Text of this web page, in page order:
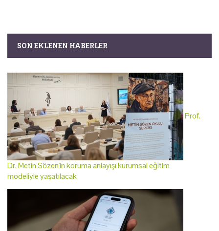
SON EKLENEN HABERLER
Prof.
Dr. Metin Sözen'in koruma anlayışı kurumsal eğitim
modeliyle yaşatılacak